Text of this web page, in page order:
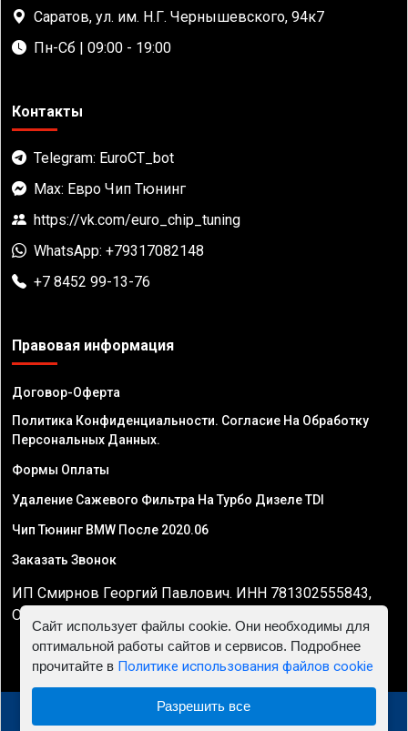
Саратов, ул. им. Н.Г. Чернышевского, 94к7
Пн-Сб | 09:00 - 19:00
Контакты
Telegram: EuroCT_bot
Max: Евро Чип Тюнинг
https://vk.com/euro_chip_tuning
WhatsApp: +79317082148
+7 8452 99-13-76
Правовая информация
Договор-Оферта
Политика Конфиденциальности. Согласие На Обработку
Персональных Данных.
Формы Оплаты
Удаление Сажевого Фильтра На Турбо Дизеле TDI
Чип Тюнинг BMW После 2020.06
Заказать Звонок
ИП Смирнов Георгий Павлович. ИНН 781302555843,
ОГРНИП 324470400032610
© 2010 - 2026 Чип тюнинг в Саратове - Автосервис
Сайт использует файлы cookie. Они необходимы для
оптимальной работы сайтов и сервисов. Подробнее
прочитайте в Политике использования файлов cookie
Разрешить все